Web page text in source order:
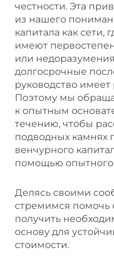
честности. Эта
из нашего
капитала как сети,
имеют
или
долгосрочные
руководство
Поэтому мы
к опытным
течению, чтобы
подводных камнях
венчурного
помощью опытного
Делясь своими
стремимся помочь
получить
основу для
стоимости.